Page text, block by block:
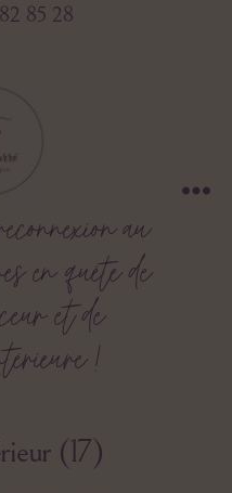
85 28
au
en quête de
et de
!
(17)